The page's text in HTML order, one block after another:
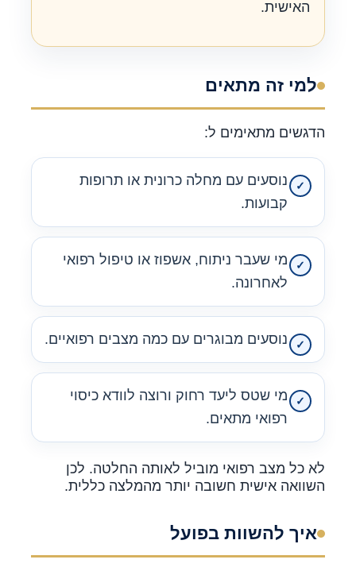
האישית.
למי זה מתאים
הדגשים מתאימים ל:
נוסעים עם מחלה כרונית או תרופות
קבועות.
מי שעבר ניתוח, אשפוז או טיפול רפואי
לאחרונה.
נוסעים מבוגרים עם כמה מצבים רפואיים.
מי שטס ליעד רחוק ורוצה לוודא כיסוי
רפואי מתאים.
לא כל מצב רפואי מוביל לאותה החלטה. לכן
השוואה אישית חשובה יותר מהמלצה כללית.
איך להשוות בפועל